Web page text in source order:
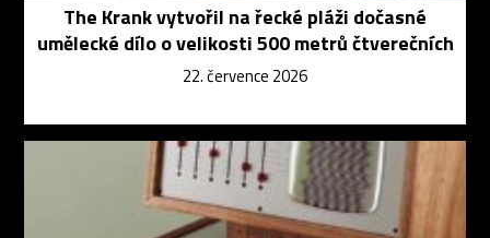
The Krank vytvořil na řecké pláži dočasné
umělecké dílo o velikosti 500 metrů čtverečních
22. července 2026